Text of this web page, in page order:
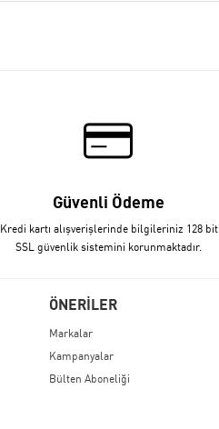
Güvenli Ödeme
Kredi kartı alışverişlerinde bilgileriniz 128 bit
SSL güvenlik sistemini korunmaktadır.
ÖNERİLER
Markalar
Kampanyalar
Bülten Aboneliği